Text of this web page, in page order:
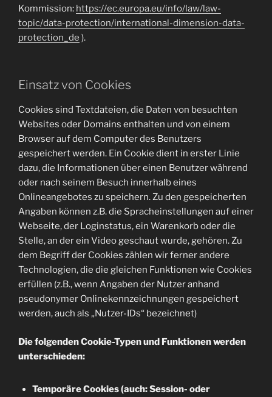
Kommission: https://ec.europa.eu/info/law/law-
topic/data-protection/international-dimension-data-
protection_de ).
Einsatz von Cookies
Cookies sind Textdateien, die Daten von besuchten
Websites oder Domains enthalten und von einem
Browser auf dem Computer des Benutzers
gespeichert werden. Ein Cookie dient in erster Linie
dazu, die Informationen über einen Benutzer während
oder nach seinem Besuch innerhalb eines
Onlineangebotes zu speichern. Zu den gespeicherten
Angaben können z.B. die Spracheinstellungen auf einer
Webseite, der Loginstatus, ein Warenkorb oder die
Stelle, an der ein Video geschaut wurde, gehören. Zu
dem Begriff der Cookies zählen wir ferner andere
Technologien, die die gleichen Funktionen wie Cookies
erfüllen (z.B., wenn Angaben der Nutzer anhand
pseudonymer Onlinekennzeichnungen gespeichert
werden, auch als „Nutzer-IDs“ bezeichnet)
Die folgenden Cookie-Typen und Funktionen werden
unterschieden:
Temporäre Cookies (auch: Session- oder